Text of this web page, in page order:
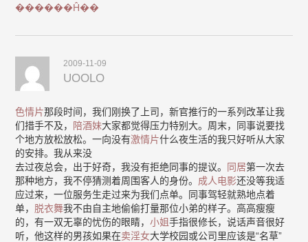
������Ĥ��
2009-11-09
UOOLO
色情片那段时间，我们刚换了上司，新官推行的一系列改革让我
们措手不及， 陪酒妹大家都觉得压力特别大。周末，同事说要找
个地方放松放松。一向没有激情片什么夜生活的我只好听从大家
的安排。我从来没
去过夜总会，出于好奇，我没有拒绝同事的提议。 同居第一次去
那种地方，我不停猜测着周围客人的身份。 成人电影还没等我适
应过来，一位服务生走过来为我们点单。同事驾轻就熟地点着
单， 脱衣舞我不由自主地偷偷打量那位小弟的样子。高高瘦瘦
的，有一双无辜的忧伤的眼睛，小姐手指很修长，说话声音很好
听，他这样的男孩如果在卖淫女大学校园或公司里应该是“名草”